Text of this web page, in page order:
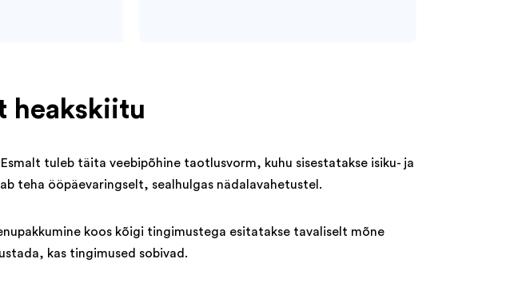
heakskiitu
tuleb täita veebipõhine taotlusvorm, kuhu sisestatakse isiku- ja
teha ööpäevaringselt, sealhulgas nädalavahetustel.
koos kõigi tingimustega esitatakse tavaliselt mõne
kas tingimused sobivad.